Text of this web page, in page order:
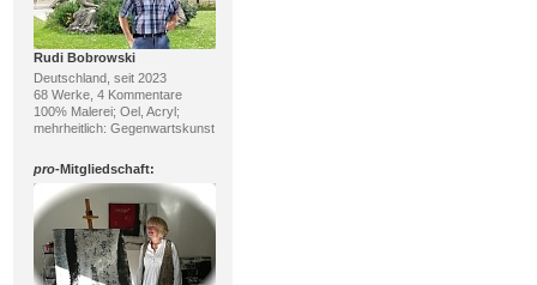
Rudi Bobrowski
Deutschland, seit 2023
68 Werke, 4 Kommentare
100% Malerei; Oel, Acryl;
mehrheitlich: Gegenwartskunst
pro-Mitgliedschaft: